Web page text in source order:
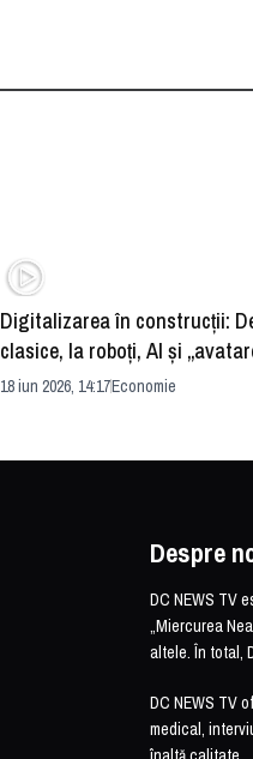
Digitalizarea în construcții:
clasice, la roboți, AI și
România și redefinirea
18 iun 2026, 14:17Economie
Despre
DC NEWS TV
„Miercurea
altele. În total,
DC NEWS TV
medical,